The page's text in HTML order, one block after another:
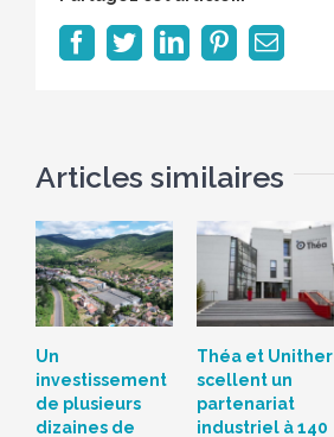
Facebook
TwitterLinkedInPinterest
Email
Articles similaires
Un
investissement
de plusieurs
dizaines de
Théa et Unither
scellent un
partenariat
industriel à 140